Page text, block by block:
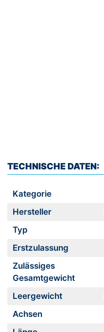
TECHNISCHE DATEN:
Kategorie
Hersteller
Typ
Erstzulassung
Zulässiges
Gesamtgewicht
Leergewicht
Achsen